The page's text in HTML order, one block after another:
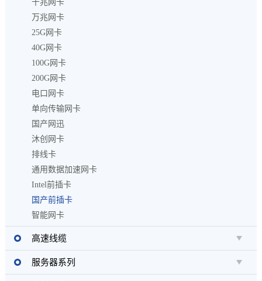
千兆网卡
万兆网卡
25G网卡
40G网卡
100G网卡
200G网卡
电口网卡
单向传输网卡
国产网迅
沐创网卡
排线卡
通用数据加速网卡
Intel前插卡
国产前插卡
智能网卡
高速线缆
服务器系列